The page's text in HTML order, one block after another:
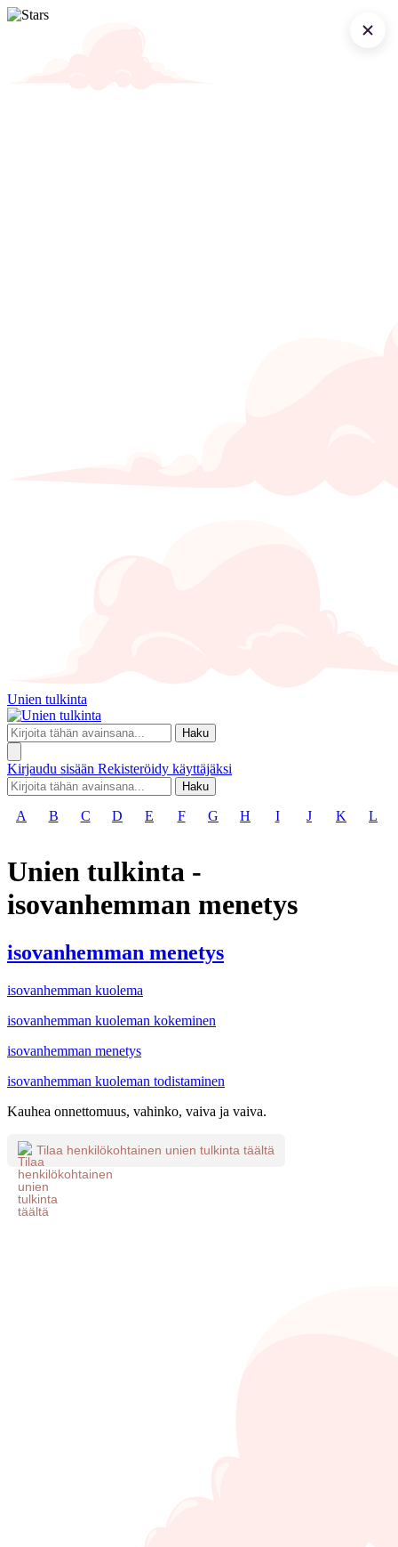
Unien tulkinta
Haku
Kirjaudu sisään Rekisteröidy käyttäjäksi
Haku
A B C D E F G H I J K L
Unien tulkinta -
isovanhemman menetys
isovanhemman menetys
isovanhemman kuolema
isovanhemman kuoleman kokeminen
isovanhemman menetys
isovanhemman kuoleman todistaminen
Kauhea onnettomuus, vahinko, vaiva ja vaiva.
Tilaa henkilökohtainen unien tulkinta täältä